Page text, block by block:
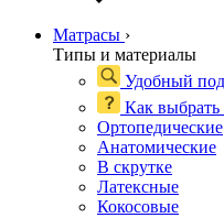
Матрасы ›
Типы и материалы
Удобный
Как
Ортопедические
Анатомические
В скрутке
Латексные
Кокосовые